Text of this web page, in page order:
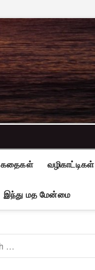
கதைகள் வழிகாட்டிகள்
இந்து மத மேன்மை